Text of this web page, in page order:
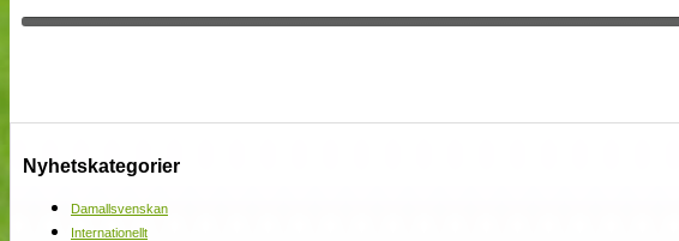
NÄTverket
Nyhetskategorier
Damallsvenskan
Internationellt